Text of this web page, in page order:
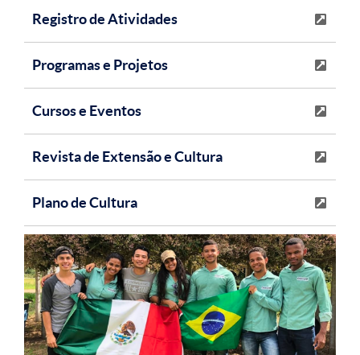
Registro de Atividades
Programas e Projetos
Cursos e Eventos
Revista de Extensão e Cultura
Plano de Cultura